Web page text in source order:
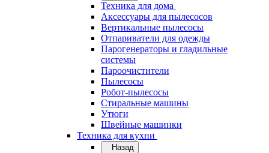
Техника для дома
Аксессуары для пылесосов
Вертикальные пылесосы
Отпариватели для одежды
Парогенераторы и гладильные
системы
Пароочистители
Пылесосы
Робот-пылесосы
Стиральные машины
Утюги
Швейные машинки
Техника для кухни
Назад